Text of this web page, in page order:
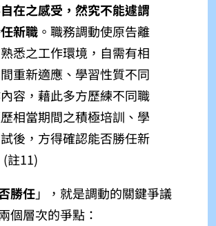
在之感受，然究不能遽謂
新職。職務調動使原告離
悉之工作環境，自需有相
重新適應、學習性質不同
容，藉此多方歷練不同職
相當期間之積極培訓、學
後，方得確認能否勝任新
(註11)
勝任」
，就是調動的關鍵爭議
個層次的爭點：